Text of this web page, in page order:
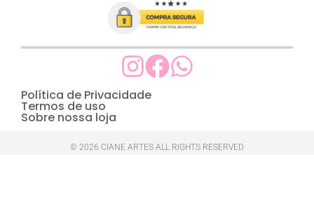
Política de Privacidade
Termos de uso
Sobre nossa loja
© 2026 CIANE ARTES ALL RIGHTS RESERVED